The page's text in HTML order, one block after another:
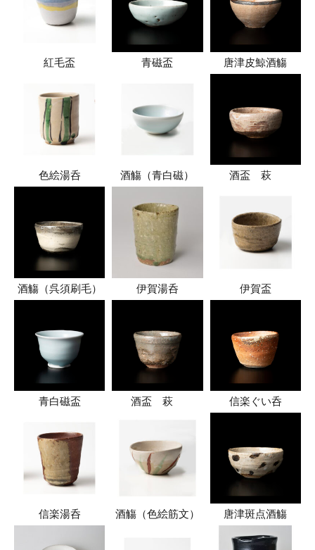
紅毛盃 青磁盃 唐津皮鯨酒觴
色絵湯呑 酒觴（青白磁） 酒盃 萩
酒觴（呉須刷毛） 伊賀湯呑 伊賀盃
青白磁盃 酒盃 萩 信楽ぐい呑
信楽湯呑 酒觴（色絵筋文） 唐津斑点酒觴